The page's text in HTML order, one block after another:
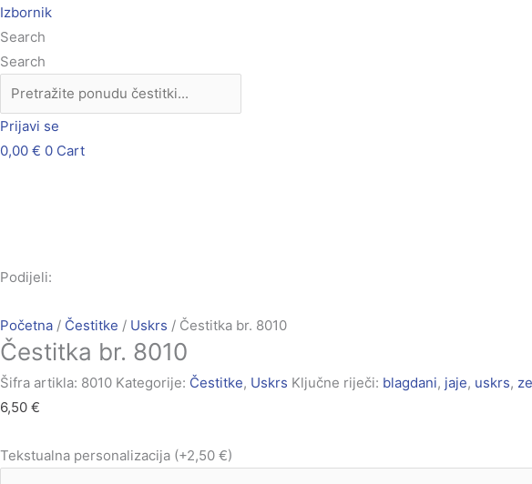
Skip
to
content
Izbornik
Search
Search
Prijavi se
0,00 € 0 Cart
Podijeli:
Početna / Čestitke / Uskrs / Čestitka br. 8010
Čestitka br. 8010
Šifra artikla: 8010 Kategorije: Čestitke, Uskrs Ključne riječi: blagdani, jaje, uskrs,
6,50 €
Tekstualna personalizacija (+2,50 €)
Čestitka
br.
8010
količina